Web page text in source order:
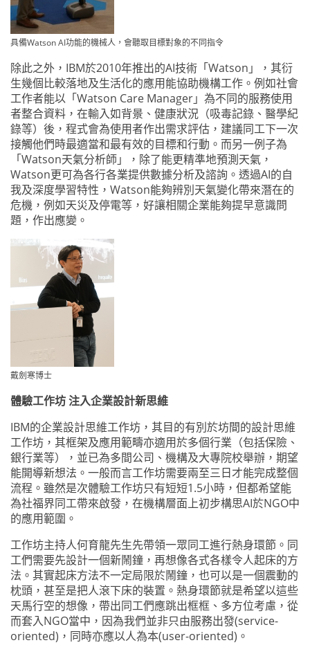
具備Watson AI功能的機械人，會聽取目標對象的不同指令
除此之外，IBM於2010年推出的AI技術「Watson」，其衍
生幾個比較落地及生活化的應用能協助機構工作。例如社會
工作者能以「Watson Care Manager」為不同的服務使用
者整合資料，在輸入如背景、健康狀況（吸毒記錄、醫學紀
錄等）後，程式會為使用者作出需求評估，建議同工下一次
接觸他們時最適當和最有效的目標和行動。而另一例子為
「Watson天氣分析師」，除了能更精準地預測天氣，
Watson更可為各行各業提供數據分析及諮詢。透過AI的自
我及深度學習特性，Watson能夠辨別天氣變化帶來潛在的
危機，例如天災及停電等，好讓相關企業能夠提早意識問
題，作出應變。
戴劍寒博士
體驗工作坊 注入企業設計新思維
IBM的企業設計思維工作坊，其目的有別於坊間的設計思維
工作坊，其框架及應用範疇亦適用於多個行業（包括保險、
銀行業等），並已為多間公司、機構及大專院校舉辦，期望
能開導新想法。一般而言工作坊需要兩至三日才能完成整個
流程。雖然是次體驗工作坊只有短短1.5小時，但都希望能
為社福界同工帶來啟發，在機構層面上初步構思AI於NGO中
的應用範圍。
工作坊主持人何育龍先生先帶領一眾同工進行熱身環節。同
工們需要先設計一個新鬧鐘，再想像各式各樣令人起床的方
法。其實起床方法不一定局限於鬧鐘，也可以是一個震動的
枕頭，甚至是把人滾下床的裝置。熱身環節就是希望以這些
天馬行空的想像，帶出同工們應跳出框框、多方位考慮，從
而套入NGO當中，因為我們並非只由服務出發(service-
oriented)，同時亦應以人為本(user-oriented)。